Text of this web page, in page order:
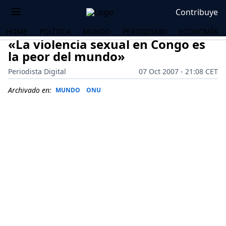
Contribuye
HOME POLÍTICA MUNDO PERIODISMO ECONOMÍA
«La violencia sexual en Congo es
la peor del mundo»
Periodista Digital
07 Oct 2007 - 21:08 CET
Archivado en: MUNDO ONU